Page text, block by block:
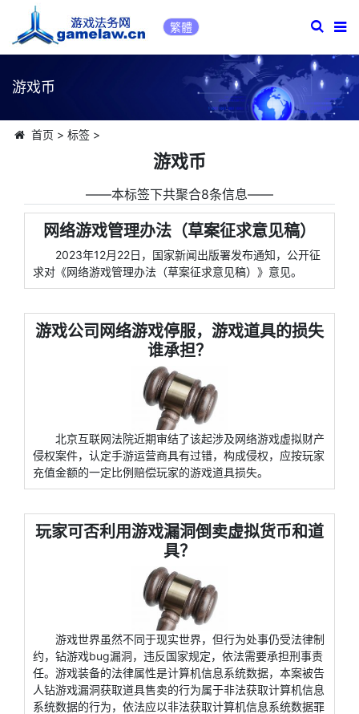
繁體
游戏币
首页 > 标签>
游戏币
――本标签下共聚合8条信息――
网络游戏管理办法（草案征求意见稿）
2023年12月22日，国家新闻出版署发布通知，公开征
求对《网络游戏管理办法（草案征求意见稿）》意见。
游戏公司网络游戏停服，游戏道具的损失
谁承担？
北京互联网法院近期审结了该起涉及网络游戏虚拟财产
侵权案件，认定手游运营商具有过错，构成侵权，应按玩家
充值金额的一定比例赔偿玩家的游戏道具损失。
玩家可否利用游戏漏洞倒卖虚拟货币和道
具？
游戏世界虽然不同于现实世界，但行为处事仍受法律制
约，钻游戏bug漏洞，违反国家规定，依法需要承担刑事责
任。游戏装备的法律属性是计算机信息系统数据，本案被告
人钻游戏漏洞获取道具售卖的行为属于非法获取计算机信息
系统数据的行为，依法应以非法获取计算机信息系统数据罪